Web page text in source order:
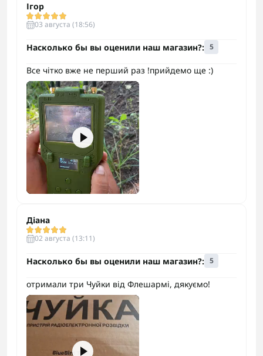
Ігор
03 августа (18:56)
Насколько бы вы оценили наш магазин?: 5
Все чітко вже не перший раз !прийдемо ще :)
Діана
02 августа (13:11)
Насколько бы вы оценили наш магазин?: 5
отримали три Чуйки від Флешармі, дякуємо!